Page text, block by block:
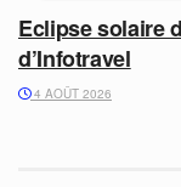
Eclipse solaire
d’Infotravel
4 AOÛT 2026